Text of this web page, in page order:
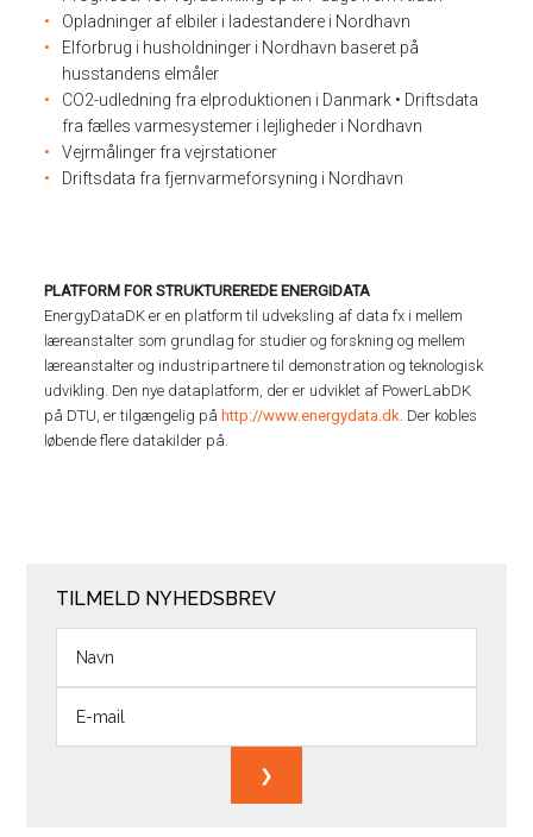
Opladninger af elbiler i ladestandere i Nordhavn
Elforbrug i husholdninger i Nordhavn baseret på
husstandens elmåler
CO2-udledning fra elproduktionen i Danmark • Driftsdata
fra fælles varmesystemer i lejligheder i Nordhavn
Vejrmålinger fra vejrstationer
Driftsdata fra fjernvarmeforsyning i Nordhavn
PLATFORM FOR STRUKTUREREDE ENERGIDATA
EnergyDataDK er en platform til udveksling af data fx i mellem
læreanstalter som grundlag for studier og forskning og mellem
læreanstalter og industripartnere til demonstration og teknologisk
udvikling. Den nye dataplatform, der er udviklet af PowerLabDK
på DTU, er tilgængelig på http://www.energydata.dk. Der kobles
løbende flere datakilder på.
TILMELD NYHEDSBREV